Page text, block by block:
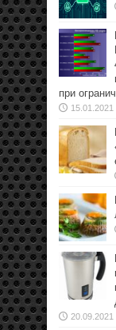
при
15.01.2021
20.09.2021